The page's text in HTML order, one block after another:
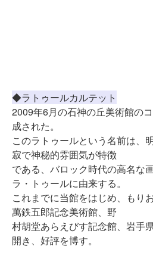
◆ラトゥールカルテット
2009年6月の石神の丘美術館の
成された。
このラトゥールという名前は、
寂で神秘的雰囲気が特徴
である、バロック時代の高名な
ラ・トゥールに由来する。
これまでに当館をはじめ、もり
萬鉄五郎記念美術館、野
村胡堂あらえびす記念館、岩手
開き、好評を博す。